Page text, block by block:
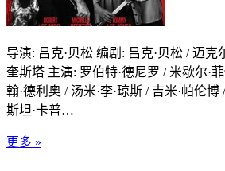
导演: 吕克·贝松 编剧: 吕克·贝松 / 迈克
奎斯塔 主演: 罗伯特·德尼罗 / 米歇尔·
翰·德利奥 / 汤米·李·琼斯 / 吉米·帕伦
斯坦·卡普…
更多 »